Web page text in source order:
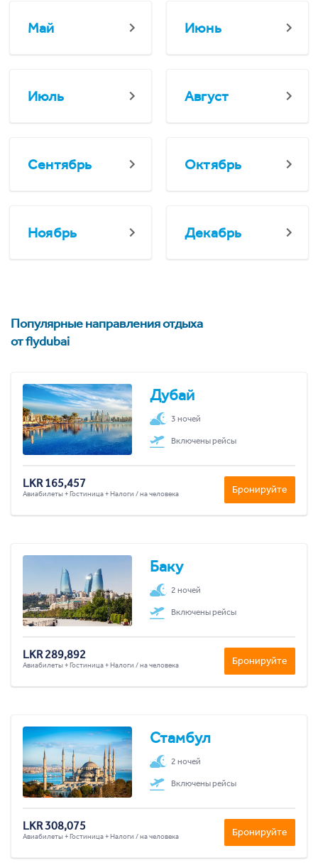
Май Июнь
Июль Август
Сентябрь Октябрь
Ноябрь Декабрь
Популярные направления отдыха
от flydubai
Дубай
3 ночей
Включены рейсы
LKR 165,457
Авиабилеты + Гостиница + Налоги / на человека Бронируйте
Баку
2 ночей
Включены рейсы
LKR 289,892
Авиабилеты + Гостиница + Налоги / на человека Бронируйте
Стамбул
2 ночей
Включены рейсы
LKR 308,075
Авиабилеты + Гостиница + Налоги / на человека Бронируйте